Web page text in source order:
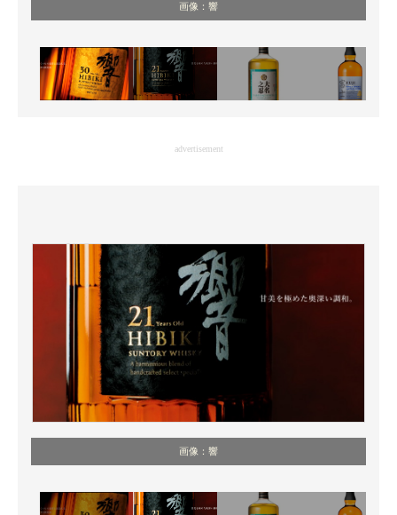
経営リーダーのコミュニティ
マーケ×ITの今がよく分かる
ITエンジニア向け専門サイト
エレクトロニクス専門サイト
電子設計の基本と応用
エネルギーの専門メディア
建設×テクノロジーの最前線
画像：響
advertisement
画像：響